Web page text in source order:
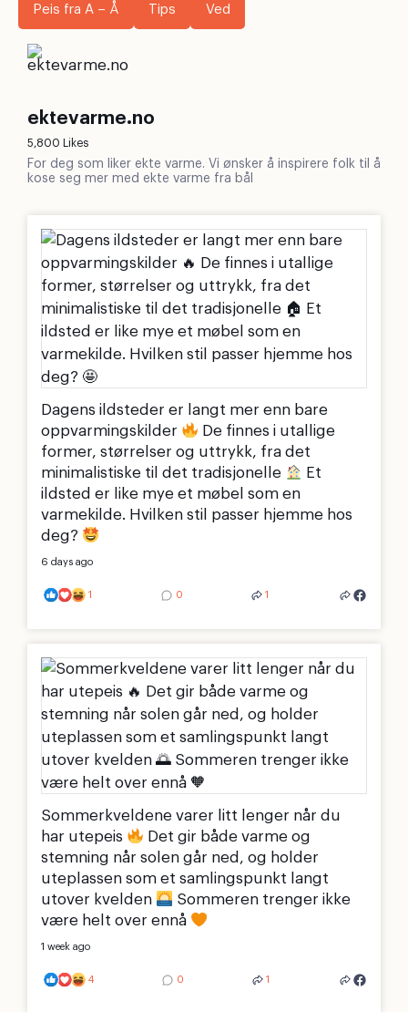
Peis fra A – Å Tips Ved
ektevarme.no
5,800 Likes
For deg som liker ekte varme. Vi ønsker å inspirere folk til å
kose seg mer med ekte varme fra bål
Dagens ildsteder er langt mer enn bare
oppvarmingskilder
De finnes i utallige
former, størrelser og uttrykk, fra det
minimalistiske til det tradisjonelle
Et
ildsted er like mye et møbel som en
varmekilde. Hvilken stil passer hjemme hos
deg?
6 days ago
1 0 1
Sommerkveldene varer litt lenger når du
har utepeis
Det gir både varme og
stemning når solen går ned, og holder
uteplassen som et samlingspunkt langt
utover kvelden
Sommeren trenger ikke
være helt over ennå
1 week ago
4 0 1